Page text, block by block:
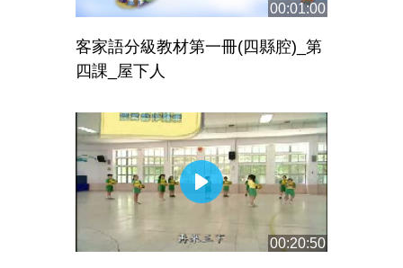
00:01:00
客家語分級教材第一冊(四縣腔)_第
四課_屋下人
00:20:50